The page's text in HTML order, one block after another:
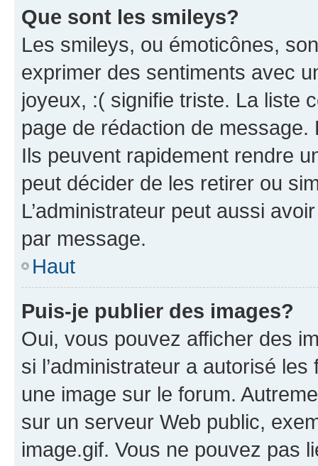
Que sont les smileys?
Les smileys, ou émoticônes,
exprimer des sentiments avec
joyeux, :( signifie triste. La liste
page de rédaction de
Ils peuvent rapidement rendre
peut décider de les retirer ou
L’administrateur peut aussi
par message.
Haut
Puis-je publier des images?
Oui, vous pouvez afficher des
si l’administrateur a autorisé
une image sur le forum.
sur un serveur Web public,
image.gif. Vous ne pouvez pas